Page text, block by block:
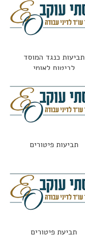
תביעות כנגד המוסד
לביטוח לאומי
תביעות פיטורים
תביעת פיטורים